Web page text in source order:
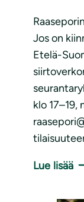
Jos on
Etelä-
klo
Lue lisää